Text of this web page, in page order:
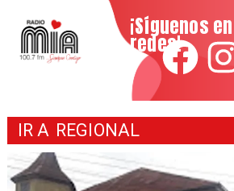
¡Síguenos
redes!
IR A REGIONAL